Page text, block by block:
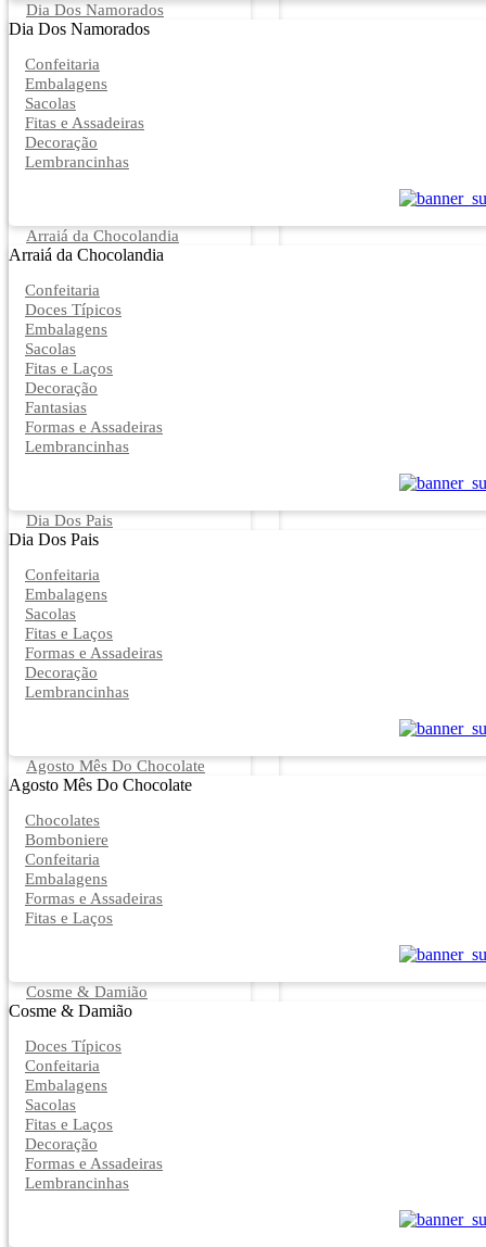
Dia Dos Namorados
Dia Dos Namorados
Confeitaria
Embalagens
Sacolas
Fitas e Assadeiras
Decoração
Lembrancinhas
Arraiá da Chocolandia
Arraiá da Chocolandia
Confeitaria
Doces Típicos
Embalagens
Sacolas
Fitas e Laços
Decoração
Fantasias
Formas e Assadeiras
Lembrancinhas
Dia Dos Pais
Dia Dos Pais
Confeitaria
Embalagens
Sacolas
Fitas e Laços
Formas e Assadeiras
Decoração
Lembrancinhas
Agosto Mês Do Chocolate
Agosto Mês Do Chocolate
Chocolates
Bomboniere
Confeitaria
Embalagens
Formas e Assadeiras
Fitas e Laços
Cosme & Damião
Cosme & Damião
Doces Típicos
Confeitaria
Embalagens
Sacolas
Fitas e Laços
Decoração
Formas e Assadeiras
Lembrancinhas